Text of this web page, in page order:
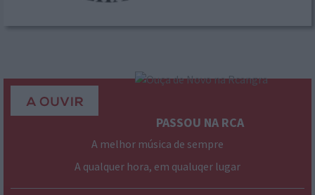
PASSOU NA RCA
A melhor música de sempre
A qualquer hora, em qualuqer lugar